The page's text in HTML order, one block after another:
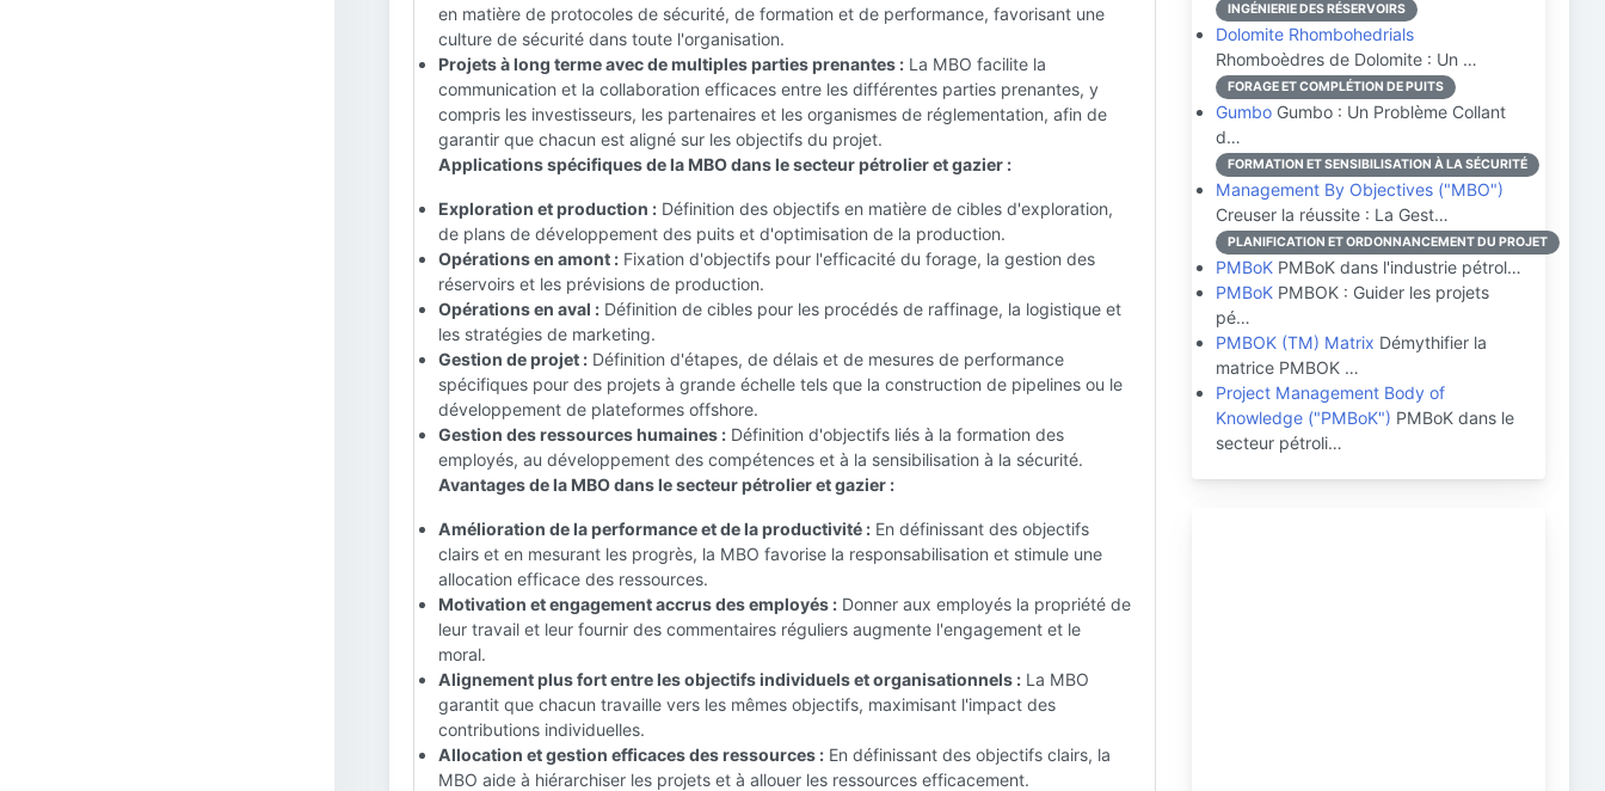
en matière de protocoles de sécurité, de formation et de performance, favorisant une
culture de sécurité dans toute l'organisation.
Projets à long terme avec de multiples parties prenantes : La MBO facilite la
communication et la collaboration efficaces entre les différentes parties prenantes, y
compris les investisseurs, les partenaires et les organismes de réglementation, afin de
garantir que chacun est aligné sur les objectifs du projet.
Applications spécifiques de la MBO dans le secteur pétrolier et gazier :
Exploration et production : Définition des objectifs en matière de cibles d'exploration,
de plans de développement des puits et d'optimisation de la production.
Opérations en amont : Fixation d'objectifs pour l'efficacité du forage, la gestion des
réservoirs et les prévisions de production.
Opérations en aval : Définition de cibles pour les procédés de raffinage, la logistique et
les stratégies de marketing.
Gestion de projet : Définition d'étapes, de délais et de mesures de performance
spécifiques pour des projets à grande échelle tels que la construction de pipelines ou le
développement de plateformes offshore.
Gestion des ressources humaines : Définition d'objectifs liés à la formation des
employés, au développement des compétences et à la sensibilisation à la sécurité.
Avantages de la MBO dans le secteur pétrolier et gazier :
Amélioration de la performance et de la productivité : En définissant des objectifs
clairs et en mesurant les progrès, la MBO favorise la responsabilisation et stimule une
allocation efficace des ressources.
Motivation et engagement accrus des employés : Donner aux employés la propriété de
leur travail et leur fournir des commentaires réguliers augmente l'engagement et le
moral.
Alignement plus fort entre les objectifs individuels et organisationnels : La MBO
garantit que chacun travaille vers les mêmes objectifs, maximisant l'impact des
contributions individuelles.
Allocation et gestion efficaces des ressources : En définissant des objectifs clairs, la
MBO aide à hiérarchiser les projets et à allouer les ressources efficacement.
INGÉNIERIE DES RÉSERVOIRS
Dolomite Rhombohedrials
Rhomboèdres de Dolomite : Un …
FORAGE ET COMPLÉTION DE PUITS
Gumbo Gumbo : Un Problème Collant
d…
FORMATION ET SENSIBILISATION À LA SÉCURITÉ
Management By Objectives ("MBO")
Creuser la réussite : La Gest…
PLANIFICATION ET ORDONNANCEMENT DU PROJET
PMBoK PMBoK dans l'industrie pétrol…
PMBoK PMBOK : Guider les projets
pé…
PMBOK (TM) Matrix Démythifier la
matrice PMBOK …
Project Management Body of
Knowledge ("PMBoK") PMBoK dans le
secteur pétroli…